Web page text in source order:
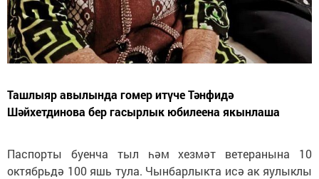
Ташлыяр авылында гомер итүче Тәнфидә
Шәйхетдинова бер гасырлык юбилеена якынлаша
Паспорты буенча тыл һәм хезмәт ветеранына 10
октябрьдә 100 яшь тула. Чынбарлыкта исә ак яулыклы